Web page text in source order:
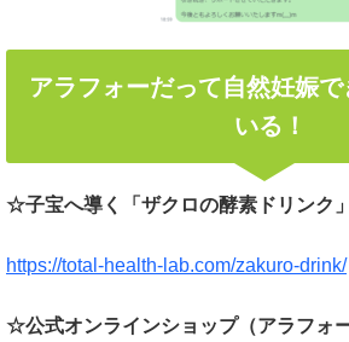
アラフォーだって自然妊娠
いる！
☆子宝へ導く「ザクロの酵素ドリンク」
https://total-health-lab.com/zakuro-drink/
☆公式オンラインショップ（アラフォ